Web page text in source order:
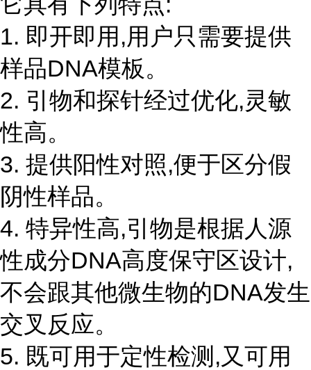
1. 即开即用,用户只需要提供
样品DNA模板。
2. 引物和探针经过优化,灵敏
性高。
3. 提供阳性对照,便于区分假
阴性样品。
4. 特异性高,引物是根据人源
性成分DNA高度保守区设计,
不会跟其他微生物的DNA发生
交叉反应。
5. 既可用于定性检测,又可用